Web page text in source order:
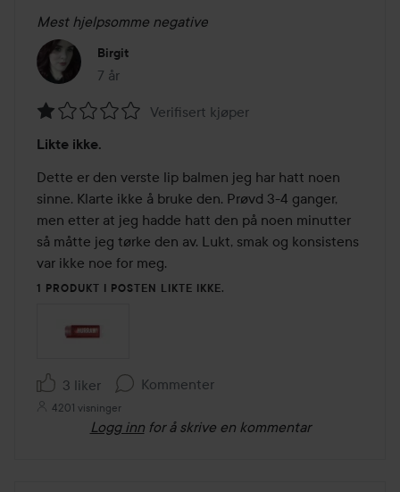
Mest hjelpsomme negative
Birgit
7 år
Innlegget ble opprettet 7 år
1
av
5
Verifisert kjøper
Likte ikke.
Dette er den verste lip balmen jeg har hatt noen
sinne. Klarte ikke å bruke den. Prøvd 3-4 ganger,
men etter at jeg hadde hatt den på noen minutter
så måtte jeg tørke den av. Lukt, smak og konsistens
var ikke noe for meg.
1 PRODUKT I POSTEN LIKTE IKKE.
3 liker Kommenter
4201 visninger
Logg inn for å skrive en kommentar